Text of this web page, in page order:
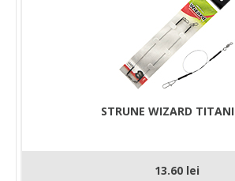
STRUNE WIZARD
13.60 lei